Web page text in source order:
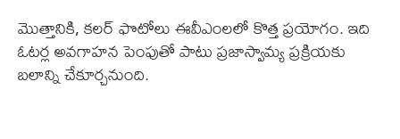
మొత్తానికి, కలర్ ఫొటోలు ఈవీఎంలలో కొత్త ప్రయోగం. ఇది
ఓటర్ల అవగాహన పెంపుతో పాటు ప్రజాస్వామ్య ప్రక్రియకు
బలాన్ని చేకూర్చనుంది.